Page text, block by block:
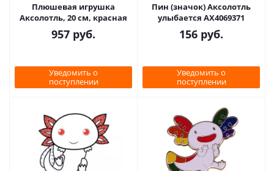
Плюшевая игрушка
Аксолотль, 20 см, красная
957 руб.
Уведомить о
поступлении
Пин (значок) Аксолотль
улыбается AX4069371
156 руб.
Уведомить о
поступлении